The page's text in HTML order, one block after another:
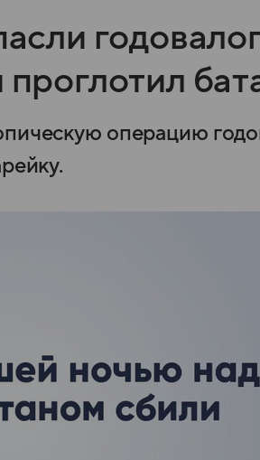
операцию